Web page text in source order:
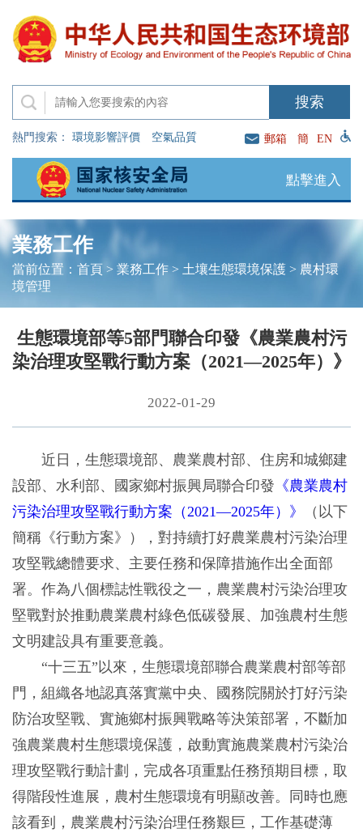
熱門搜索： 環境影響評價 空氣品質 郵箱 簡 EN
點擊進入
業務工作
當前位置： 首頁> 業務工作> 土壤生態環境保護> 農村環
境管理
生態環境部等5部門聯合印發《農業農村污
染治理攻堅戰行動方案（2021—2025年）》
2022-01-29
近日，生態環境部、農業農村部、住房和城鄉建
設部、水利部、國家鄉村振興局聯合印發 《農業農村
污染治理攻堅戰行動方案（2021—2025年）》
（以下
簡稱《行動方案》），對持續打好農業農村污染治理
攻堅戰總體要求、主要任務和保障措施作出全面部
署。作為八個標誌性戰役之一，農業農村污染治理攻
堅戰對於推動農業農村綠色低碳發展、加強農村生態
文明建設具有重要意義。
“十三五”以來，生態環境部聯合農業農村部等部
門，組織各地認真落實黨中央、國務院關於打好污染
防治攻堅戰、實施鄉村振興戰略等決策部署，不斷加
強農業農村生態環境保護，啟動實施農業農村污染治
理攻堅戰行動計劃，完成各項重點任務預期目標，取
得階段性進展，農村生態環境有明顯改善。同時也應
該看到，農業農村污染治理任務艱巨，工作基礎薄